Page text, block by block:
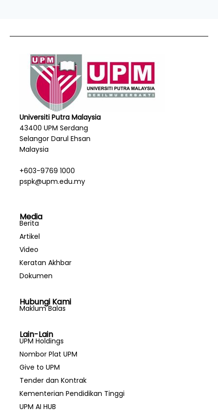
Universiti Putra Malaysia
43400 UPM Serdang
Selangor Darul Ehsan
Malaysia
+603-9769 1000
pspk@upm.edu.my
Media
Berita
Artikel
Video
Keratan Akhbar
Dokumen
Hubungi Kami
Maklum Balas
Lain-Lain
UPM Holdings
Nombor Plat UPM
Give to UPM
Tender dan Kontrak
Kementerian Pendidikan Tinggi
UPM AI HUB